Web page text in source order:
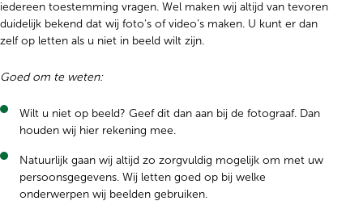
iedereen toestemming vragen. Wel maken wij altijd van tevoren
duidelijk bekend dat wij foto’s of video’s maken. U kunt er dan
zelf op letten als u niet in beeld wilt zijn.
Goed om te weten:
Wilt u niet op beeld? Geef dit dan aan bij de fotograaf. Dan
houden wij hier rekening mee.
Natuurlijk gaan wij altijd zo zorgvuldig mogelijk om met uw
persoonsgegevens. Wij letten goed op bij welke
onderwerpen wij beelden gebruiken.